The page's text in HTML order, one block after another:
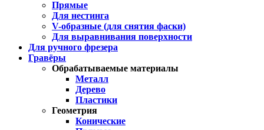
Прямые
Для нестинга
V-образные (для снятия фаски)
Для выравнивания поверхности
Для ручного фрезера
Гравёры
Обрабатываемые материалы
Металл
Дерево
Пластики
Геометрия
Конические